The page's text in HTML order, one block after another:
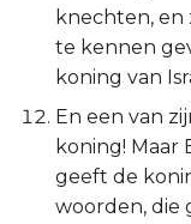
2 Petrus
1 Johannes
2 Johannes
3 Johannes
knechten, en
te kennen
koning van
En een van
koning! Maar
geeft de
woorden, die